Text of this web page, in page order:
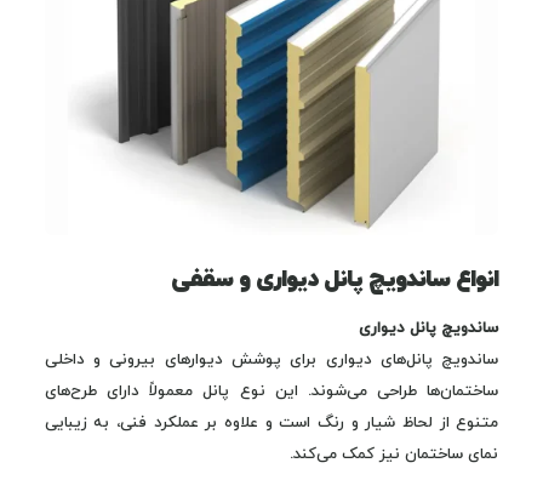
انواع ساندویچ پانل دیواری و سقفی
ساندویچ پانل دیواری
ساندویچ پانل‌های دیواری برای پوشش دیوارهای بیرونی و داخلی
ساختمان‌ها طراحی می‌شوند. این نوع پانل معمولاً دارای طرح‌های
متنوع از لحاظ شیار و رنگ است و علاوه بر عملکرد فنی، به زیبایی
نمای ساختمان نیز کمک می‌کند.